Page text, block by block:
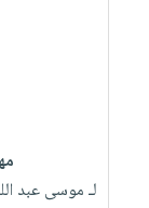
لـ موسى عبد